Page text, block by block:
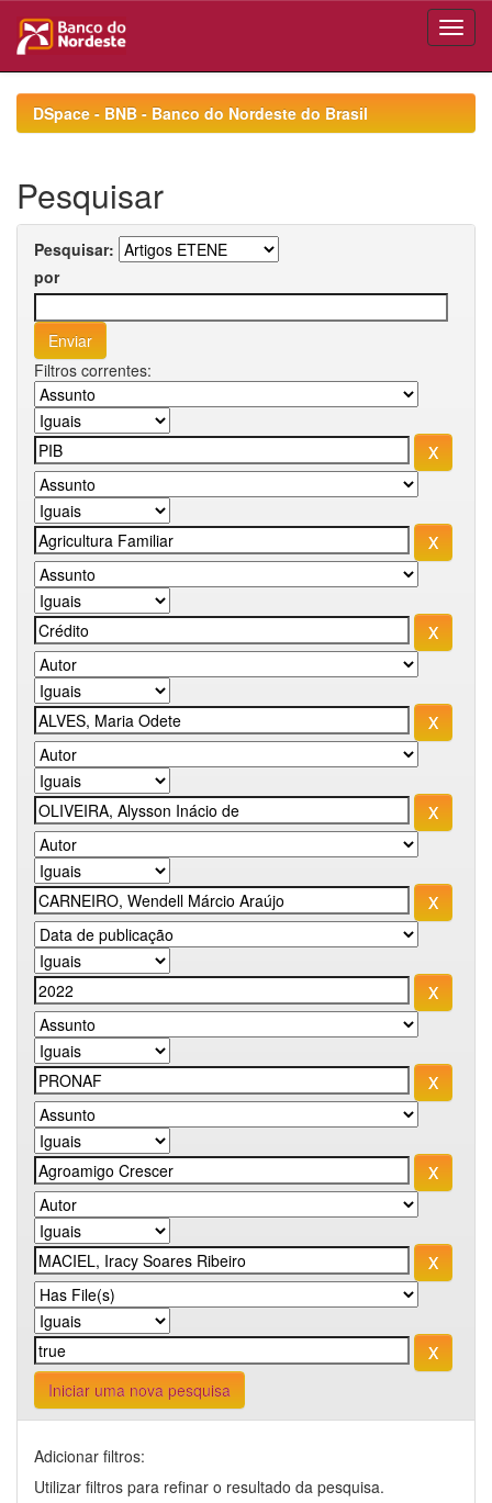
navigationDSpace - BNB - Banco do Nordeste do Brasil
Pesquisar
Pesquisar:
por
Filtros correntes:
Iniciar uma nova pesquisa
Adicionar filtros:
Utilizar filtros para refinar o resultado da pesquisa.